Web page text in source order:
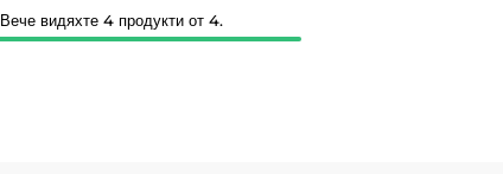
Вече видяхте 4 продукти от 4.